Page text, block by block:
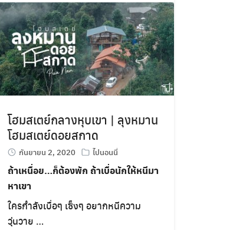
โฮมสเตย์กลางหุบเขา | ลุงหมาน
โฮมสเตย์ดอยสกาด
กันยายน 2, 2020 ไปนอนนี่
ถ้าเหนื่อย…ก็ต้องพัก ถ้าเบื่อนักให้หนีมา
หาเขา
ใครกำลังเบื่อๆ เซ็งๆ อยากหนีความ
วุ่นวาย …